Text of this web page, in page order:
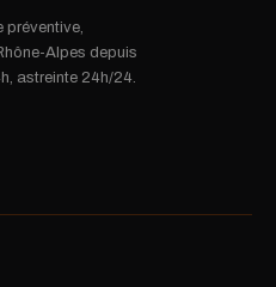
préventive,
Alpes depuis
astreinte 24h/24.